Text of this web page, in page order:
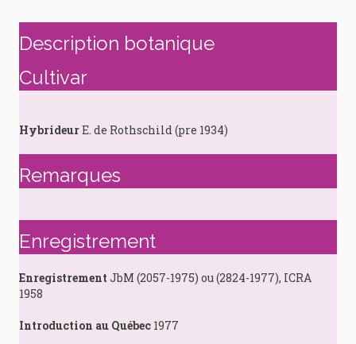
Description botanique
Cultivar
HybrideurE. de Rothschild (pre 1934)
Remarques
Enregistrement
Enregistrement JbM (2057-1975) ou (2824-1977), ICRA
1958
Introduction au Québec 1977